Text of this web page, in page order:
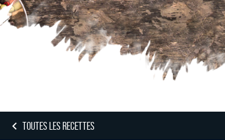
TOUTES LES RECETTES